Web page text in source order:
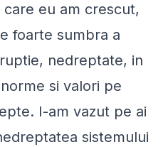
care eu am crescut,
foarte sumbra a
nedreptate, in
si valori pe
I-am vazut pe ai
sistemului